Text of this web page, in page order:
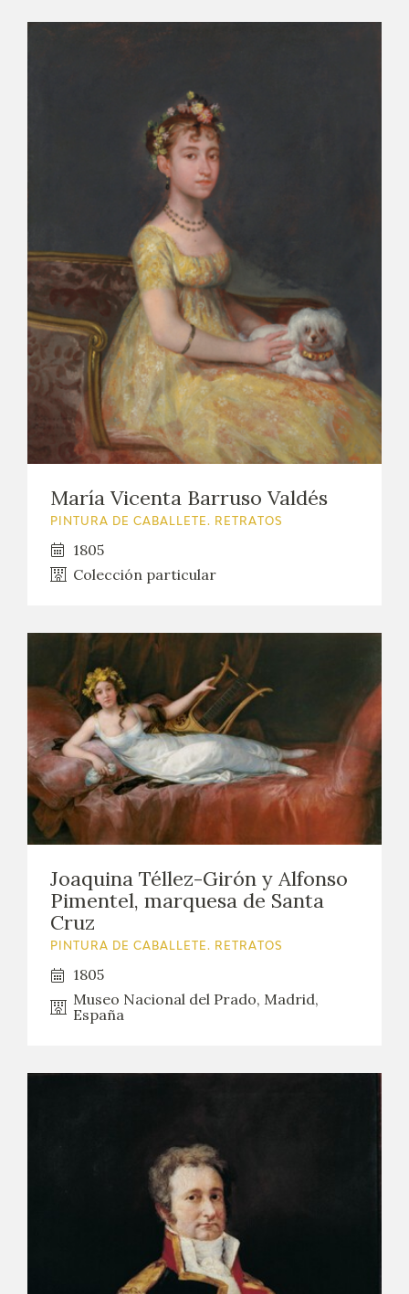
María Vicenta Barruso Valdés
PINTURA DE CABALLETE. RETRATOS
1805
Colección particular
Joaquina Téllez-Girón y Alfonso
Pimentel, marquesa de Santa
Cruz
PINTURA DE CABALLETE. RETRATOS
1805
Museo Nacional del Prado, Madrid,
España